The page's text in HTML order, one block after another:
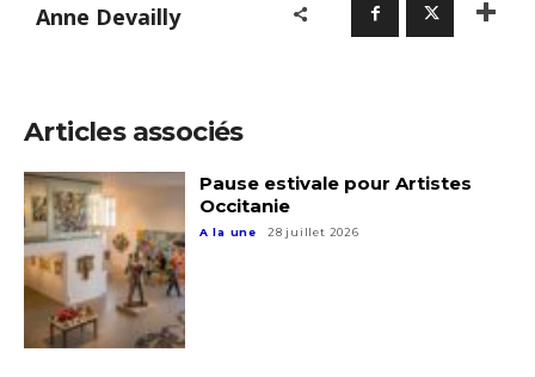
Anne Devailly
Articles associés
Pause estivale pour Artistes
Occitanie
A la une 28 juillet 2026